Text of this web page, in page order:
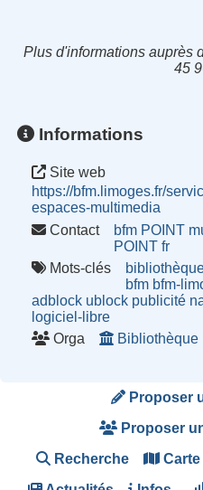
Plus d'informations auprès
45
Informations
Site web
https://bfm.limoges.fr/
espaces-multimedia
Contact
bfm POINT
POINT fr
Mots-clés
bfm bfm-
adblock ublock publicité
logiciel-libre
Orga
Bibliothèque
Proposer
Proposer
Recherche Carte